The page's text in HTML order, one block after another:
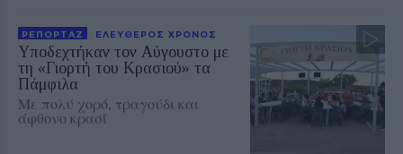
ΡΕΠΟΡΤΑΖ ΕΛΕΥΘΕΡΟΣ ΧΡΟΝΟΣ
Υποδεχτήκαν τον Αύγουστο με
τη «Γιορτή του Κρασιού» τα
Πάμφιλα
Με πολύ χορό, τραγούδι και
άφθονο κρασί